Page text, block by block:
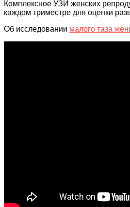
Комплексное УЗИ женских
каждом триместре для оценки
Об исследовании малого таза